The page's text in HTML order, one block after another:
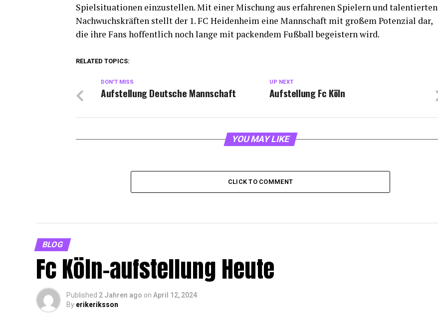
Spielsituationen einzustellen. Mit einer Mischung aus erfahrenen Spielern und talentierten
Nachwuchskräften stellt der 1. FC Heidenheim eine Mannschaft mit großem Potenzial dar,
die ihre Fans hoffentlich noch lange mit packendem Fußball begeistern wird.
RELATED TOPICS:
UP NEXT
Aufstellung Fc Köln
DON'T MISS
Aufstellung Deutsche Mannschaft
YOU MAY LIKE
CLICK TO COMMENT
BLOG
Fc Köln-aufstellung Heute
Published 2 Jahren ago on April 12, 2024
By erikeriksson